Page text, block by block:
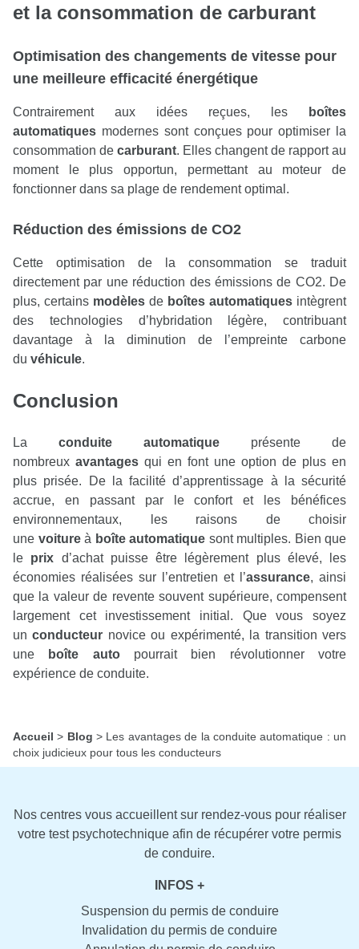
et la consommation de carburant
Optimisation des changements de vitesse pour
une meilleure efficacité énergétique
Contrairement aux idées reçues, les
boîtes
automatiques modernes sont conçues pour optimiser la
consommation de carburant. Elles changent de rapport au
moment le plus opportun, permettant au moteur de
fonctionner dans sa plage de rendement optimal.
Réduction des émissions de CO2
Cette optimisation de la consommation se traduit
directement par une réduction des émissions de CO2. De
plus, certains modèles de boîtes automatiques intègrent
des technologies d’hybridation légère, contribuant
davantage à la diminution de l’empreinte carbone
du véhicule.
Conclusion
La conduite automatique présente de
nombreux avantages qui en font une option de plus en
plus prisée. De la facilité d’apprentissage à la sécurité
accrue, en passant par le confort et les bénéfices
environnementaux, les raisons de choisir
une voitureà boîte automatique sont multiples. Bien que
le prix d’achat puisse être légèrement plus élevé, les
économies réalisées sur l’entretien et l’assurance, ainsi
que la valeur de revente souvent supérieure, compensent
largement cet investissement initial. Que vous soyez
unconducteur novice ou expérimenté, la transition vers
une
boîte autopourrait bien révolutionner votre
expérience de conduite.
Accueil > Blog > Les avantages de la conduite automatique : un
choix judicieux pour tous les conducteurs
Nos centres vous accueillent sur rendez-vous pour réaliser
votre test psychotechnique afin de récupérer votre permis
de conduire.
INFOS +
Suspension du permis de conduire
Invalidation du permis de conduire